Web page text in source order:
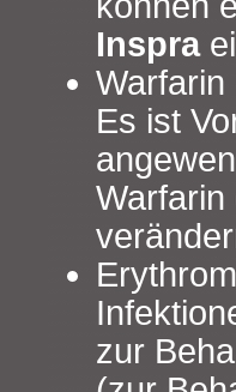
Inspra
Warfarin
Es ist
Warfarin
zur